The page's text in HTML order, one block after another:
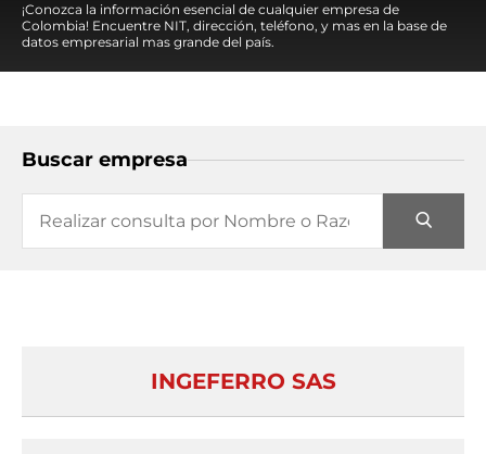
¡Conozca la información esencial de cualquier empresa de
Colombia! Encuentre NIT, dirección, teléfono, y mas en la base de
datos empresarial mas grande del país.
Buscar empresa
INGEFERRO SAS